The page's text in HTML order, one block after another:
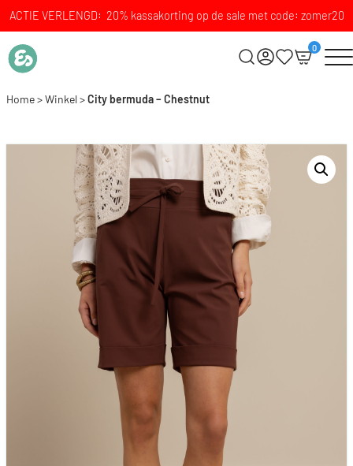
ACTIE VERLENGD: 20% kassakorting op de sale met code: zomer20
0
Home>Winkel>City bermuda – Chestnut